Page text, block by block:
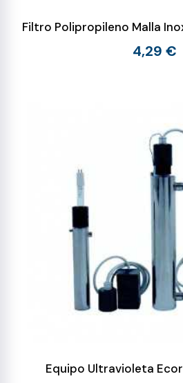
Filtro Polipropileno Malla
4,29 €
Equipo Ultravioleta